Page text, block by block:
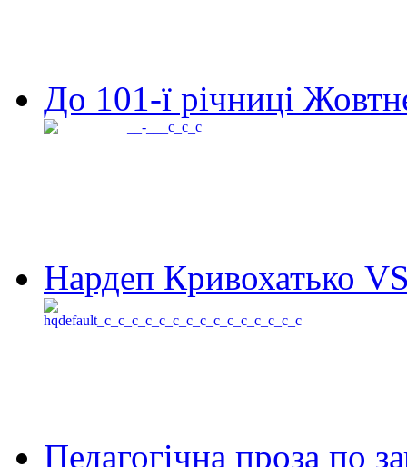
До 101-ї річниці
Нардеп Кривохатько
Педагогічна проза по